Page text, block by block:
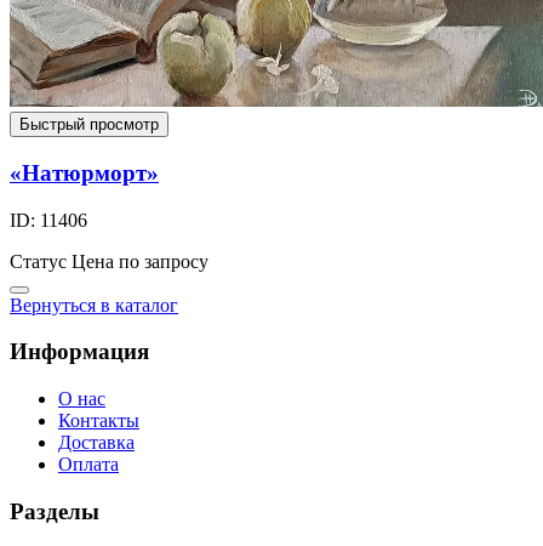
Быстрый просмотр
«Натюрморт»
ID: 11406
Статус Цена по запросу
Вернуться в каталог
Информация
О нас
Контакты
Доставка
Оплата
Разделы